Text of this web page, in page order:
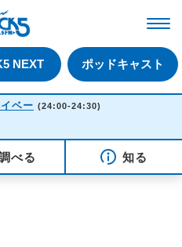
NEXT ポッドキャスト
ベー (24:00-24:30)
べる 知る